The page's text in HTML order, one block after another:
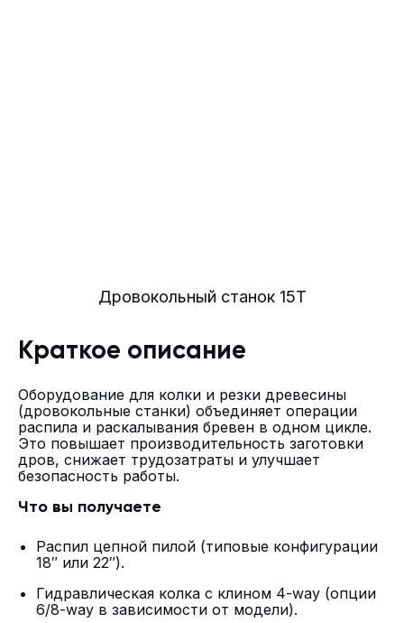
Дровокольный станок 15Т
Краткое описание
Оборудование для колки и резки древесины
(дровокольные станки) объединяет операции
распила и раскалывания бревен в одном цикле.
Это повышает производительность заготовки
дров, снижает трудозатраты и улучшает
безопасность работы.
Что вы получаете
Распил цепной пилой (типовые конфигурации
18″ или 22″).
Гидравлическая колка с клином 4-way (опции
6/8-way в зависимости от модели).